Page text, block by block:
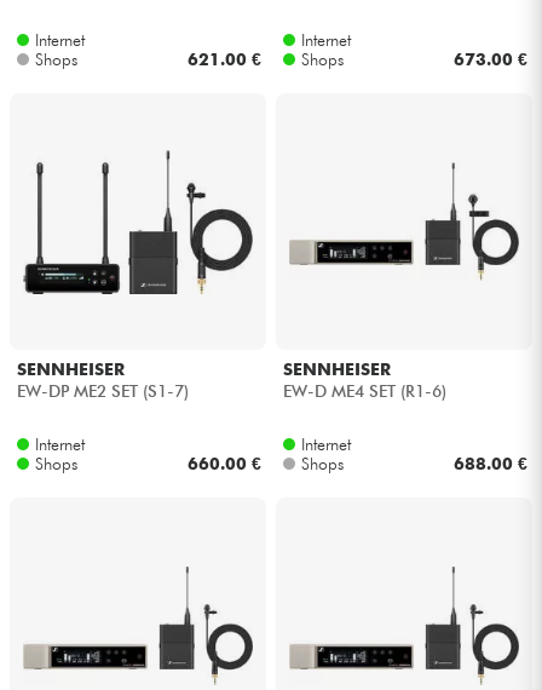
Internet
Shops
621.00 €
Internet
Shops
673.00 €
SENNHEISER
EW-DP ME2 SET (S1-7)
Internet
Shops
660.00 €
SENNHEISER
EW-D ME4 SET (R1-6)
Internet
Shops
688.00 €